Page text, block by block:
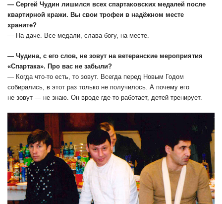
— Сергей Чудин лишился всех спартаковских медалей после
квартирной кражи. Вы свои трофеи в надёжном месте
храните?
— На даче. Все медали, слава богу, на месте.
— Чудина, с его слов, не зовут на ветеранские мероприятия
«Спартака». Про вас не забыли?
— Когда что-то есть, то зовут. Всегда перед Новым Годом
собирались, в этот раз только не получилось. А почему его
не зовут — не знаю. Он вроде где-то работает, детей тренирует.